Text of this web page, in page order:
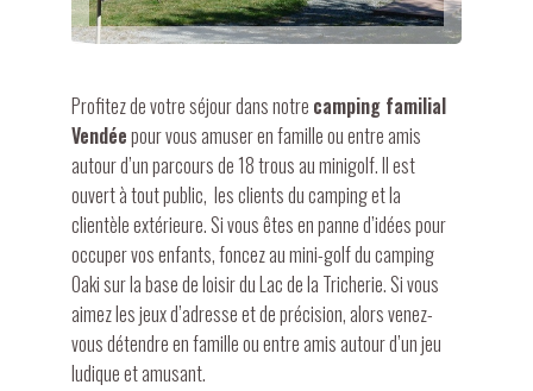
Profitez de votre séjour dans notre camping familial
Vendéepour vous amuser en famille ou entre amis
autour d’un parcours de 18 trous au minigolf. Il est
ouvert à tout public, les clients du camping et la
clientèle extérieure. Si vous êtes en panne d’idées pour
occuper vos enfants, foncez au mini-golf du camping
Oaki sur la base de loisir du Lac de la Tricherie. Si vous
aimez les jeux d’adresse et de précision, alors venez-
vous détendre en famille ou entre amis autour d’un jeu
ludique et amusant.